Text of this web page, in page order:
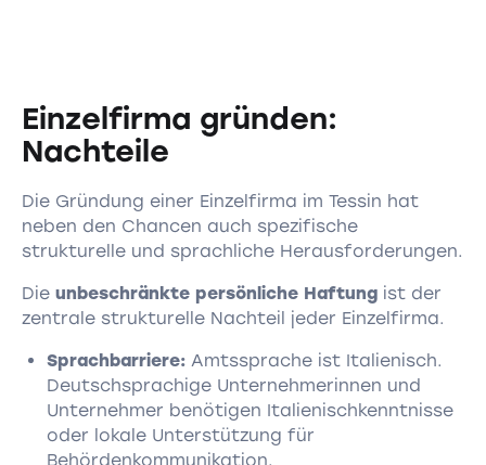
Einzelfirma gründen:
Nachteile
Die Gründung einer Einzelfirma im Tessin hat
neben den Chancen auch spezifische
strukturelle und sprachliche Herausforderungen.
Die unbeschränkte persönliche Haftungist der
zentrale strukturelle Nachteil jeder Einzelfirma.
Sprachbarriere: Amtssprache ist Italienisch.
Deutschsprachige Unternehmerinnen und
Unternehmer benötigen Italienischkenntnisse
oder lokale Unterstützung für
Behördenkommunikation.